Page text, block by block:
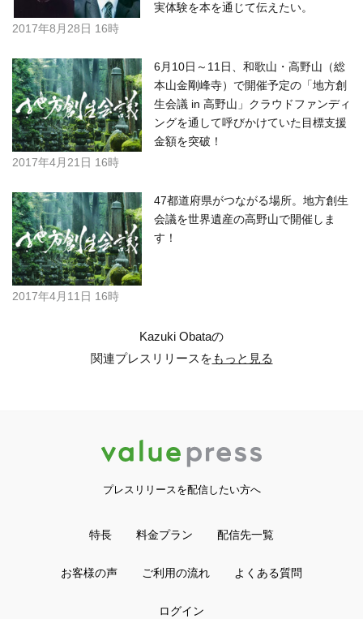
実体験を本を通じて伝えたい。
2017年8月28日 16時
6月10日～11日、和歌山・高野山（総
本山金剛峰寺）で開催予定の「地方創
生会議 in 高野山」クラウドファンディ
ングを通して呼びかけていた目標支援
金額を突破！
2017年4月21日 16時
47都道府県がつながる場所。地方創生
会議を世界遺産の高野山で開催しま
す！
2017年4月11日 16時
Kazuki Obataの
関連プレスリリースをもっと見る
プレスリリースを配信したい方へ
特長 料金プラン 配信先一覧
お客様の声 ご利用の流れ よくある質問
ログイン